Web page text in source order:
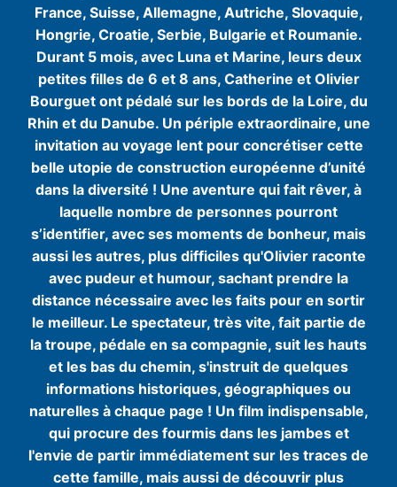
France, Suisse, Allemagne, Autriche, Slovaquie,
Hongrie, Croatie, Serbie, Bulgarie et Roumanie.
Durant 5 mois, avec Luna et Marine, leurs deux
petites filles de 6 et 8 ans, Catherine et Olivier
Bourguet ont pédalé sur les bords de la Loire, du
Rhin et du Danube. Un périple extraordinaire, une
invitation au voyage lent pour concrétiser cette
belle utopie de construction européenne d’unité
dans la diversité ! Une aventure qui fait rêver, à
laquelle nombre de personnes pourront
s’identifier, avec ses moments de bonheur, mais
aussi les autres, plus difficiles qu'Olivier raconte
avec pudeur et humour, sachant prendre la
distance nécessaire avec les faits pour en sortir
le meilleur. Le spectateur, très vite, fait partie de
la troupe, pédale en sa compagnie, suit les hauts
et les bas du chemin, s'instruit de quelques
informations historiques, géographiques ou
naturelles à chaque page ! Un film indispensable,
qui procure des fourmis dans les jambes et
l'envie de partir immédiatement sur les traces de
cette famille, mais aussi de découvrir plus